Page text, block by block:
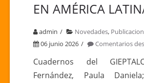
EN AMÉRICA
admin Novedades,
06 junio 2026
Comentarios
Cuadernos del
Fernández, Paula